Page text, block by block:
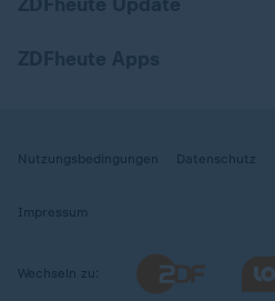
Nutzungsbedingungen Datenschutz
Impressum
Wechseln zu: